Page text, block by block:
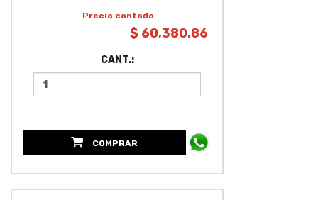
Precio contado
$ 60,380.86
CANT.:
COMPRAR